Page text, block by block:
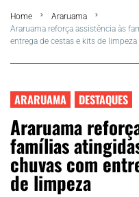
FLA Araru 2026
Araruama
Região dos Lagos
Agenda Cultural
Colunistas
Home
Araruama
Araruama reforça assistência às
entrega de cestas e kits de limpeza
ARARUAMA DESTAQUES
Araruama
famílias
chuvas com
de limpeza